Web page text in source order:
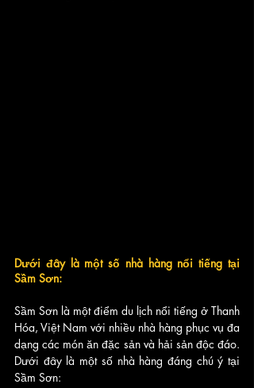
Dưới đây là một số nhà hàng nổi tiếng tại
Sầm Sơn:
Sầm Sơn là một điểm du lịch nổi tiếng ở Thanh
Hóa, Việt Nam với nhiều nhà hàng phục vụ đa
dạng các món ăn đặc sản và hải sản độc đáo.
Dưới đây là một số nhà hàng đáng chú ý tại
Sầm Sơn: